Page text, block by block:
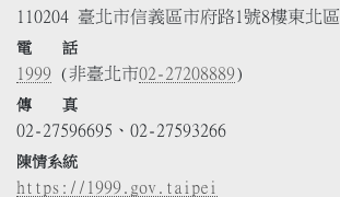
110204 臺北市信義區市府路1號8樓東北區
電 話
1999 (非臺北市02-27208889)
傳 真
02-27596695、02-27593266
陳情系統
https://1999.gov.taipei